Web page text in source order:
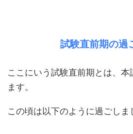
試験直前期の過
ここにいう試験直前期とは、本
ます。
この頃は以下のように過ごしま